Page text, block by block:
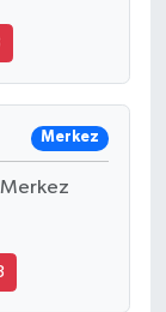
Merkez